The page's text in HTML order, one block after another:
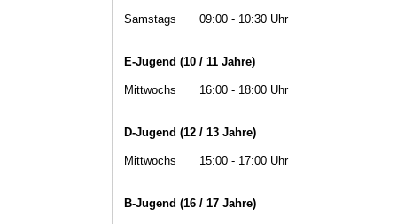
Samstags 09:00 - 10:30 Uhr
E-Jugend (10 / 11 Jahre)
Mittwochs 16:00 - 18:00 Uhr
D-Jugend (12 / 13 Jahre)
Mittwochs 15:00 - 17:00 Uhr
B-Jugend (16 / 17 Jahre)